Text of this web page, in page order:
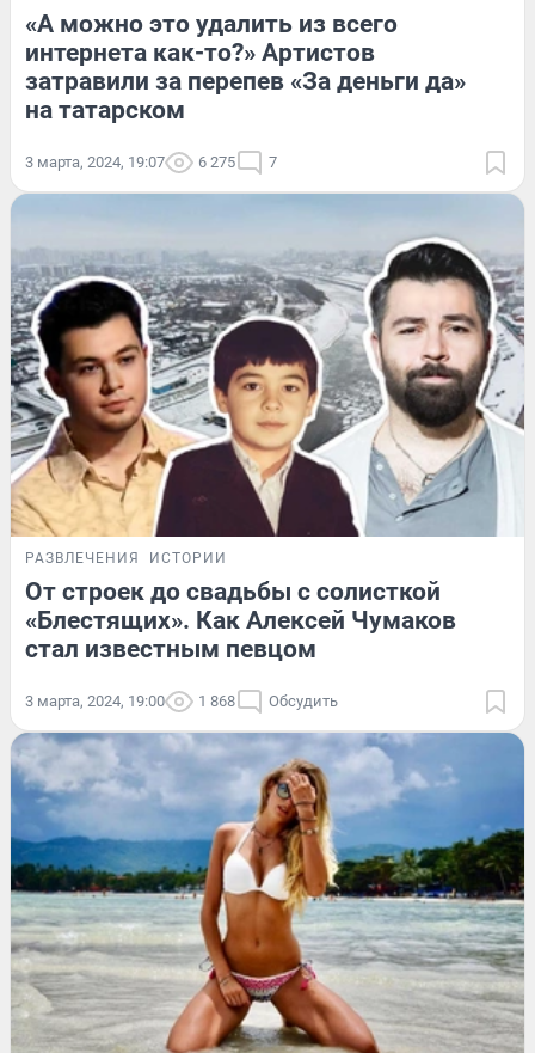
«А можно это удалить из всего
интернета как-то?» Артистов
затравили за перепев «За деньги да»
на татарском
3 марта, 2024, 19:07 6 275 7
РАЗВЛЕЧЕНИЯ ИСТОРИИ
От строек до свадьбы с солисткой
«Блестящих». Как Алексей Чумаков
стал известным певцом
3 марта, 2024, 19:00 1 868 Обсудить